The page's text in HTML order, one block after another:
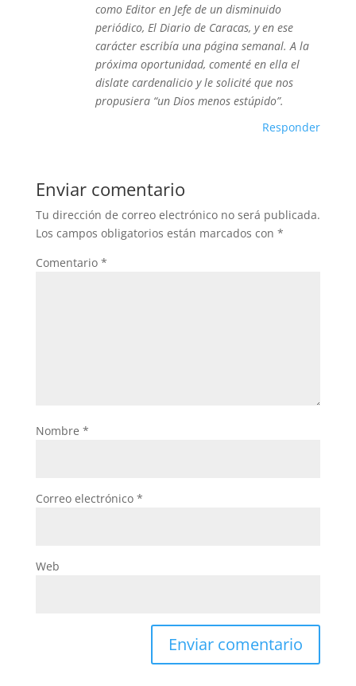
como Editor en Jefe de un disminuido
periódico, El Diario de Caracas, y en ese
carácter escribía una página semanal. A la
próxima oportunidad, comenté en ella el
dislate cardenalicio y le solicité que nos
propusiera “un Dios menos estúpido”.
Responder
Enviar comentario
Tu dirección de correo electrónico no será publicada.
Los campos obligatorios están marcados con *
Comentario *
Nombre *
Correo electrónico *
Web